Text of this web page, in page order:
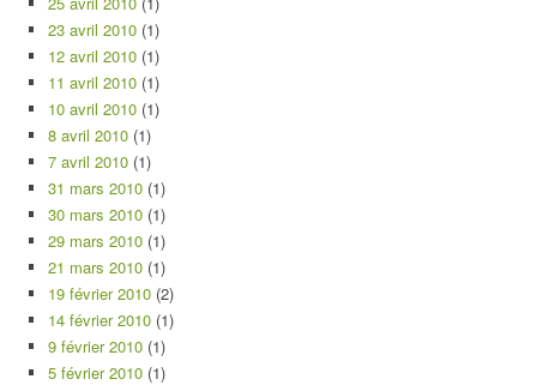
23 avril 2010 (1)
12 avril 2010 (1)
11 avril 2010 (1)
10 avril 2010 (1)
8 avril 2010 (1)
7 avril 2010 (1)
31 mars 2010 (1)
30 mars 2010 (1)
29 mars 2010 (1)
21 mars 2010 (1)
19 février 2010 (2)
14 février 2010 (1)
9 février 2010 (1)
5 février 2010 (1)